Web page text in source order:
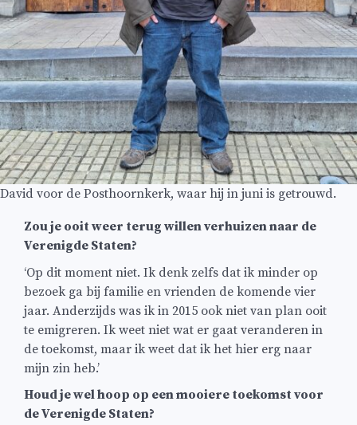
David voor de Posthoornkerk, waar hij in juni is getrouwd.
Zou je ooit weer terug willen verhuizen naar de
Verenigde Staten?
‘Op dit moment niet. Ik denk zelfs dat ik minder op
bezoek ga bij familie en vrienden de komende vier
jaar. Anderzijds was ik in 2015 ook niet van plan ooit
te emigreren. Ik weet niet wat er gaat veranderen in
de toekomst, maar ik weet dat ik het hier erg naar
mijn zin heb.’
Houd je wel hoop op een mooiere toekomst voor
de Verenigde Staten?